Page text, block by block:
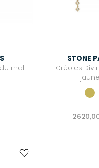
mal
STONE
Créoles
jaune